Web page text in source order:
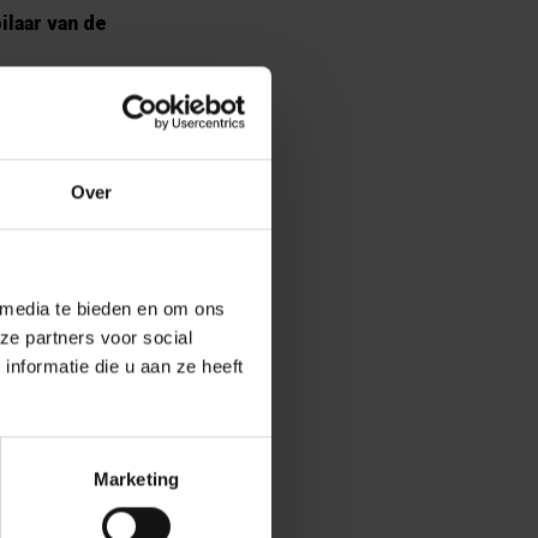
Over
te bieden en om ons
partners voor social
die u aan ze heeft
Marketing
van de
te komen:
Confucius
wordt
netwerk.
aan
door